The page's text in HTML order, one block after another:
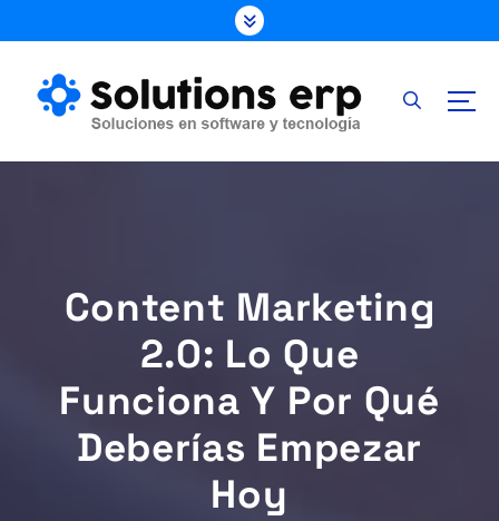
k
c
Content Marketing
2.0: Lo Que
Funciona Y Por Qué
Deberías Empezar
Hoy